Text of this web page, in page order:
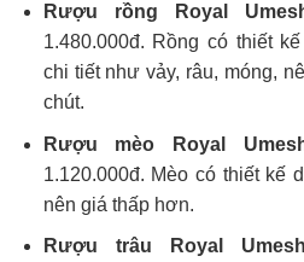
Rượu rồng Royal
1.480.000đ. Rồng có thiết
chi tiết như vảy, râu, móng,
chút.
Rượu mèo Royal
1.120.000đ. Mèo có thiết kế
nên giá thấp hơn.
Rượu trâu Royal